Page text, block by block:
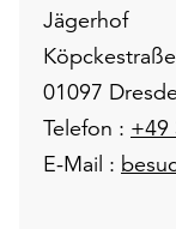
Jägerhof
01097
Telefon : +49
E-Mail :